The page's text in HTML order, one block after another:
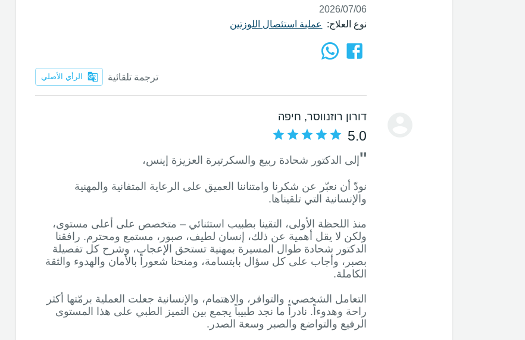
06‏/07‏/2026
نوع العلاج:
عملية استئصال اللوزتين
الرأي الأصلي ترجمة تلقائية
דורון רוזנווסר, חיפה
5.0
''
نودّ أن نعبّر عن شكرنا وامتناننا العميق على الرعاية المتفانية والمهنية
منذ اللحظة الأولى، التقينا بطبيب استثنائي – متخصص على أعلى مستوى،
ولكن لا يقل أهمية عن ذلك، إنسان لطيف، صبور، مستمع ومحترم. رافقنا
الدكتور شحادة طوال المسيرة بمهنية تستحق الإعجاب، وشرح كل تفصيلة
بصبر، وأجاب على كل سؤال بابتسامة، ومنحنا شعوراً بالأمان والهدوء والثقة
التعامل الشخصي، والتوافر، والاهتمام، والإنسانية جعلت العملية برمّتها أكثر
راحة وهدوءاً. نادراً ما نجد طبيباً يجمع بين التميز الطبي على هذا المستوى